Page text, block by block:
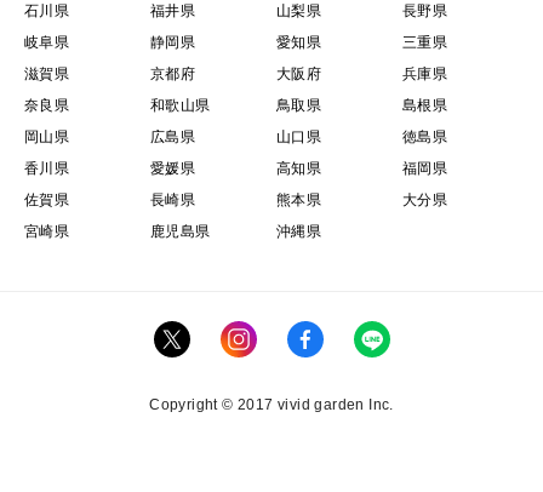
石川県
福井県 山梨県
長野県
岐阜県
静岡県 愛知県
三重県
滋賀県
京都府 大阪府
兵庫県
奈良県
和歌山県 鳥取県
島根県
岡山県
広島県 山口県
徳島県
香川県
愛媛県 高知県
福岡県
佐賀県
長崎県 熊本県
大分県
宮崎県
鹿児島県 沖縄県
Copyright © 2017 vivid garden Inc.